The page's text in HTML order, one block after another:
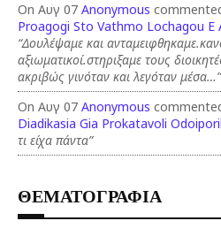
On Αυγ 07 Anonymous
Proagogi Sto Vathmo Lochagou E
“Δουλέψαμε και
αξιωματικοί.στηριξαμε τους
ακριβώς γινόταν και λεγόταν μέσα…”
On Αυγ 07 Anonymous
Diadikasia Gia Prokatavoli
τι είχα πάντα”
ΘΕΜΑΤΟΓΡΑΦΙΑ